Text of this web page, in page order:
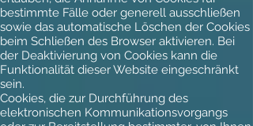
bestimmte Fälle oder generell ausschließen
sowie das automatische Löschen der Cookies
beim Schließen des Browser aktivieren. Bei
der Deaktivierung von Cookies kann die
Funktionalität dieser Website eingeschränkt
sein.
Cookies, die zur Durchführung des
elektronischen Kommunikationsvorgangs